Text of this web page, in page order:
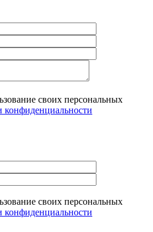
своих персональных
конфиденциальности
своих персональных
конфиденциальности